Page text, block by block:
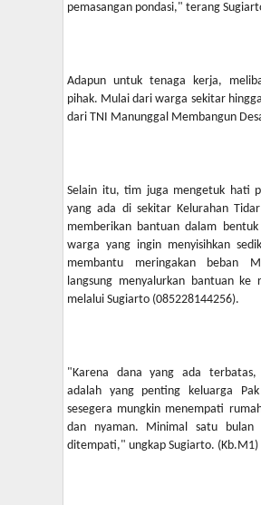
pemasangan pondasi," terang
Adapun untuk tenaga kerja,
pihak. Mulai dari warga sekitar
dari TNI Manunggal Membangun
Selain itu, tim juga mengetuk hati
yang ada di sekitar Kelurahan
memberikan bantuan dalam
warga yang ingin menyisihkan
membantu meringakan beban
langsung menyalurkan bantuan ke
melalui Sugiarto (085228144256).
"Karena dana yang ada
adalah yang penting keluarga
sesegera mungkin menempati
dan nyaman. Minimal satu bulan
ditempati," ungkap Sugiarto. (Kb.M1)